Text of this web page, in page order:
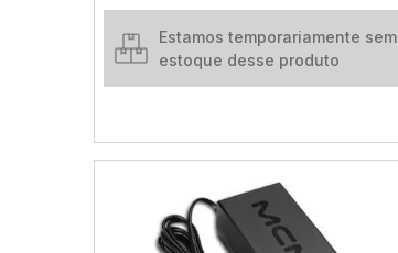
Estamos temporariamente sem
estoque desse produto